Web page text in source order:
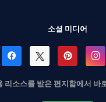
소셜 미디어
리소스를 받은 편지함에서 바